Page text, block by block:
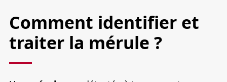
Comment identifier et
traiter la mérule ?